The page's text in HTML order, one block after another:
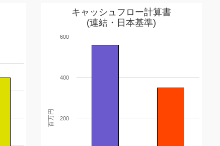
百万円
キャッシュフロー計算書
(連結・日本基準)
200
400
600